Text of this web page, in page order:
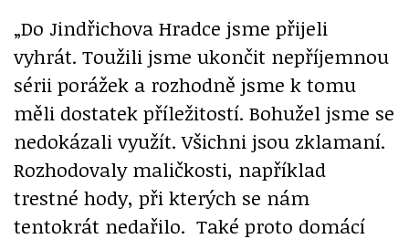
„Do Jindřichova Hradce jsme přijeli
vyhrát. Toužili jsme ukončit nepříjemnou
sérii porážek a rozhodně jsme k tomu
měli dostatek příležitostí. Bohužel jsme se
nedokázali využít. Všichni jsou zklamaní.
Rozhodovaly maličkosti, například
trestné hody, při kterých se nám
tentokrát nedařilo. Také proto domácí